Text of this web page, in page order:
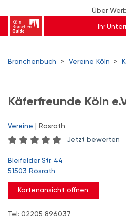
Über
Ihr
Branchenbuch > Vereine Köln >
Käferfreunde Köln
Vereine | Rösrath
Jetzt bewerten
Bleifelder Str. 44
51503 Rösrath
Kartenansicht öffnen
Tel: 02205 896037